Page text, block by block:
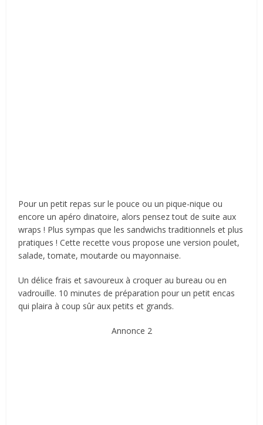
Pour un petit repas sur le pouce ou un pique-nique ou
encore un apéro dinatoire, alors pensez tout de suite aux
wraps ! Plus sympas que les sandwichs traditionnels et plus
pratiques ! Cette recette vous propose une version poulet,
salade, tomate, moutarde ou mayonnaise.
Un délice frais et savoureux à croquer au bureau ou en
vadrouille. 10 minutes de préparation pour un petit encas
qui plaira à coup sûr aux petits et grands.
Annonce 2